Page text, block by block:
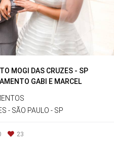
MOGI DAS CRUZES - SP
GABI E MARCEL
- SÃO PAULO - SP
23